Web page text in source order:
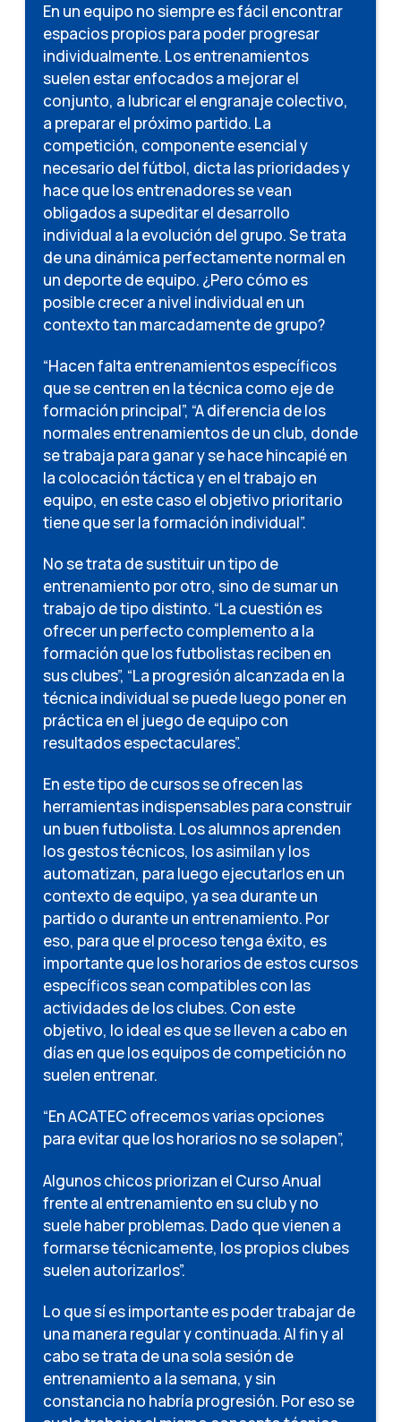
En un equipo no siempre es fácil encontrar
espacios propios para poder progresar
individualmente. Los entrenamientos
suelen estar enfocados a mejorar el
conjunto, a lubricar el engranaje colectivo,
a preparar el próximo partido. La
competición, componente esencial y
necesario del fútbol, dicta las prioridades y
hace que los entrenadores se vean
obligados a supeditar el desarrollo
individual a la evolución del grupo. Se trata
de una dinámica perfectamente normal en
un deporte de equipo. ¿Pero cómo es
posible crecer a nivel individual en un
contexto tan marcadamente de grupo?
“Hacen falta entrenamientos específicos
que se centren en la técnica como eje de
formación principal”, “A diferencia de los
normales entrenamientos de un club, donde
se trabaja para ganar y se hace hincapié en
la colocación táctica y en el trabajo en
equipo, en este caso el objetivo prioritario
tiene que ser la formación individual”.
No se trata de sustituir un tipo de
entrenamiento por otro, sino de sumar un
trabajo de tipo distinto. “La cuestión es
ofrecer un perfecto complemento a la
formación que los futbolistas reciben en
sus clubes”, “La progresión alcanzada en la
técnica individual se puede luego poner en
práctica en el juego de equipo con
resultados espectaculares”.
En este tipo de cursos se ofrecen las
herramientas indispensables para construir
un buen futbolista. Los alumnos aprenden
los gestos técnicos, los asimilan y los
automatizan, para luego ejecutarlos en un
contexto de equipo, ya sea durante un
partido o durante un entrenamiento. Por
eso, para que el proceso tenga éxito, es
importante que los horarios de estos cursos
específicos sean compatibles con las
actividades de los clubes. Con este
objetivo, lo ideal es que se lleven a cabo en
días en que los equipos de competición no
suelen entrenar.
“En ACATEC ofrecemos varias opciones
para evitar que los horarios no se solapen”,
Algunos chicos priorizan el Curso Anual
frente al entrenamiento en su club y no
suele haber problemas. Dado que vienen a
formarse técnicamente, los propios clubes
suelen autorizarlos”.
Lo que sí es importante es poder trabajar de
una manera regular y continuada. Al fin y al
cabo se trata de una sola sesión de
entrenamiento a la semana, y sin
constancia no habría progresión. Por eso se